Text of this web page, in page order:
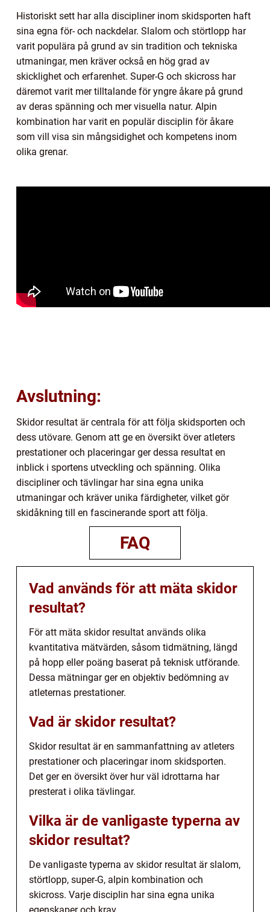
Historiskt sett har alla discipliner inom skidsporten haft
sina egna för- och nackdelar. Slalom och störtlopp har
varit populära på grund av sin tradition och tekniska
utmaningar, men kräver också en hög grad av
skicklighet och erfarenhet. Super-G och skicross har
däremot varit mer tilltalande för yngre åkare på grund
av deras spänning och mer visuella natur. Alpin
kombination har varit en populär disciplin för åkare
som vill visa sin mångsidighet och kompetens inom
olika grenar.
Avslutning:
Skidor resultat är centrala för att följa skidsporten och
dess utövare. Genom att ge en översikt över atleters
prestationer och placeringar ger dessa resultat en
inblick i sportens utveckling och spänning. Olika
discipliner och tävlingar har sina egna unika
utmaningar och kräver unika färdigheter, vilket gör
skidåkning till en fascinerande sport att följa.
FAQ
Vad används för att mäta skidor
resultat?
För att mäta skidor resultat används olika
kvantitativa mätvärden, såsom tidmätning, längd
på hopp eller poäng baserat på teknisk utförande.
Dessa mätningar ger en objektiv bedömning av
atleternas prestationer.
Vad är skidor resultat?
Skidor resultat är en sammanfattning av atleters
prestationer och placeringar inom skidsporten.
Det ger en översikt över hur väl idrottarna har
presterat i olika tävlingar.
Vilka är de vanligaste typerna av
skidor resultat?
De vanligaste typerna av skidor resultat är slalom,
störtlopp, super-G, alpin kombination och
skicross. Varje disciplin har sina egna unika
egenskaper och krav.